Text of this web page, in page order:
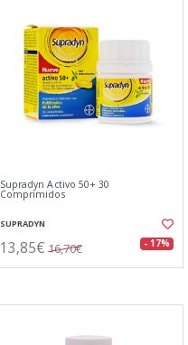
Supradyn Activo 50+ 30
Comprimidos
SUPRADYN
13,85€ 16,70€ - 17%